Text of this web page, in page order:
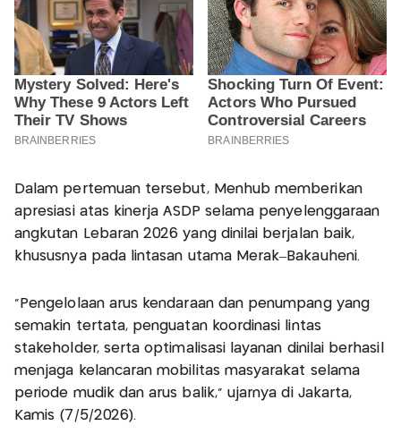
Dalam pertemuan tersebut, Menhub memberikan
apresiasi atas kinerja ASDP selama penyelenggaraan
angkutan Lebaran 2026 yang dinilai berjalan baik,
khususnya pada lintasan utama Merak–Bakauheni.
"Pengelolaan arus kendaraan dan penumpang yang
semakin tertata, penguatan koordinasi lintas
stakeholder, serta optimalisasi layanan dinilai berhasil
menjaga kelancaran mobilitas masyarakat selama
periode mudik dan arus balik," ujarnya di Jakarta,
Kamis (7/5/2026).